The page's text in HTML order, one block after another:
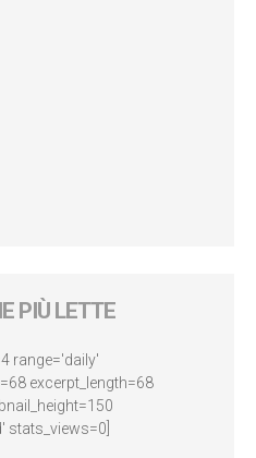
PIÙ LETTE
range='daily'
excerpt_length=68
stats_views=0]